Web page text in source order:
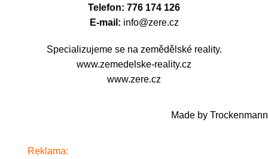
Telefon: 776 174 126
E-mail: info@zere.cz
Specializujeme se na zemědělské reality.
www.zemedelske-reality.cz
www.zere.cz
Made by Trockenmann
Reklama: